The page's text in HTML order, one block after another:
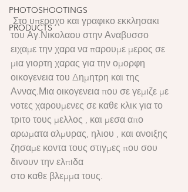
PHOTOSHOOTINGS
PRODUCTS
του Αγ.Νικολαου στην Αναβυσσο
ειχαμε την χαρα να παρουμε μερος σε
μια γιορτη χαρας για την ομορφη
οικογενεια του Δημητρη και της
Αννας.Μια οικογενεια που σε γεμιζε με
νοτες χαρουμενες σε καθε κλικ για το
τριτο τους μελλος , και μεσα απο
αρωματα αλμυρας, ηλιου , και ανοιξης
ζησαμε κοντα τους στιγμες που σου
δινουν την ελπιδα
στο καθε βλεμμα τους.